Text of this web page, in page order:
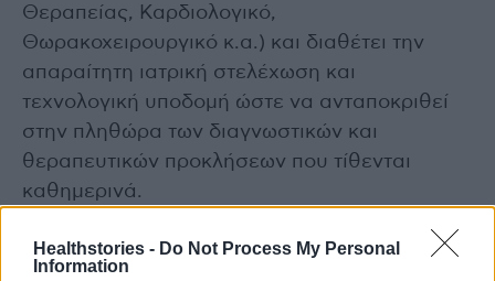
Healthstories - Do Not Process My Personal
Information
Θεραπείας, Καρδιολογικό,
Θωρακοχειρουργικό κ.α.) και διαθέτει την
απαραίτητη ιατρική στελέχωση και
τεχνολογική υποδομή ώστε να ανταποκριθεί
στην πληθώρα των διαγνωστικών και
θεραπευτικών προκλήσεων που τίθενται
καθημερινά.